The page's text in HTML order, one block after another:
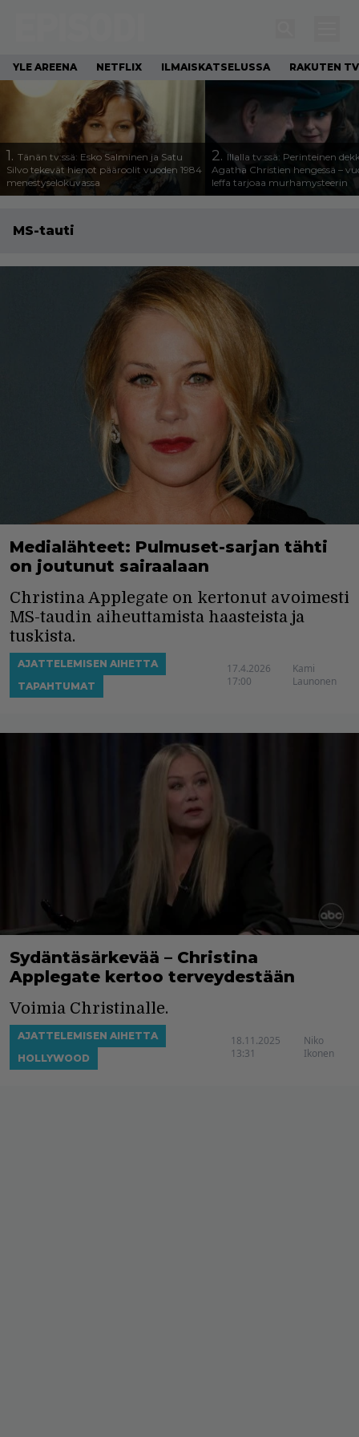
YLE AREENA NETFLIX ILMAISKATSELUSSA RAKUTEN TV
1. Tänän tv:ssä: Esko Salminen ja Satu
Silvo tekevät hienot pääroolit vuoden 1984
menestyselokuvassa
2. Illalla tv:ssä: Perinteinen
Agatha Christien hengessä –
leffa tarjoaa murhamysteerin
MS-tauti
Medialähteet: Pulmuset-sarjan tähti
on joutunut sairaalaan
Christina Applegate on kertonut avoimesti
MS-taudin aiheuttamista haasteista ja
tuskista.
AJATTELEMISEN AIHETTA
TAPAHTUMAT
17.4.2026
17:00
Kami
Launonen
Sydäntäsärkevää – Christina
Applegate kertoo terveydestään
Voimia Christinalle.
AJATTELEMISEN AIHETTA
HOLLYWOOD
18.11.2025
13:31
Niko
Ikonen